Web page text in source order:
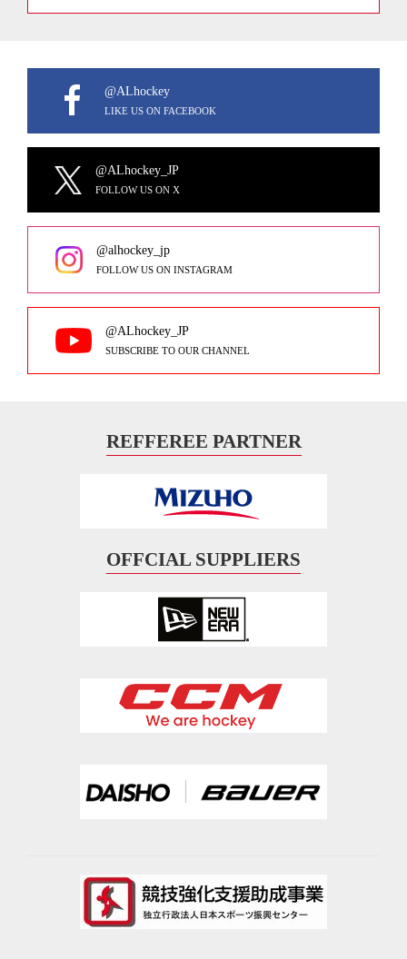
@ALhockey
LIKE US ON FACEBOOK
@ALhockey_JP
FOLLOW US ON X
@alhockey_jp
FOLLOW US ON INSTAGRAM
@ALhockey_JP
SUBSCRIBE TO OUR CHANNEL
REFFEREE PARTNER
OFFCIAL SUPPLIERS